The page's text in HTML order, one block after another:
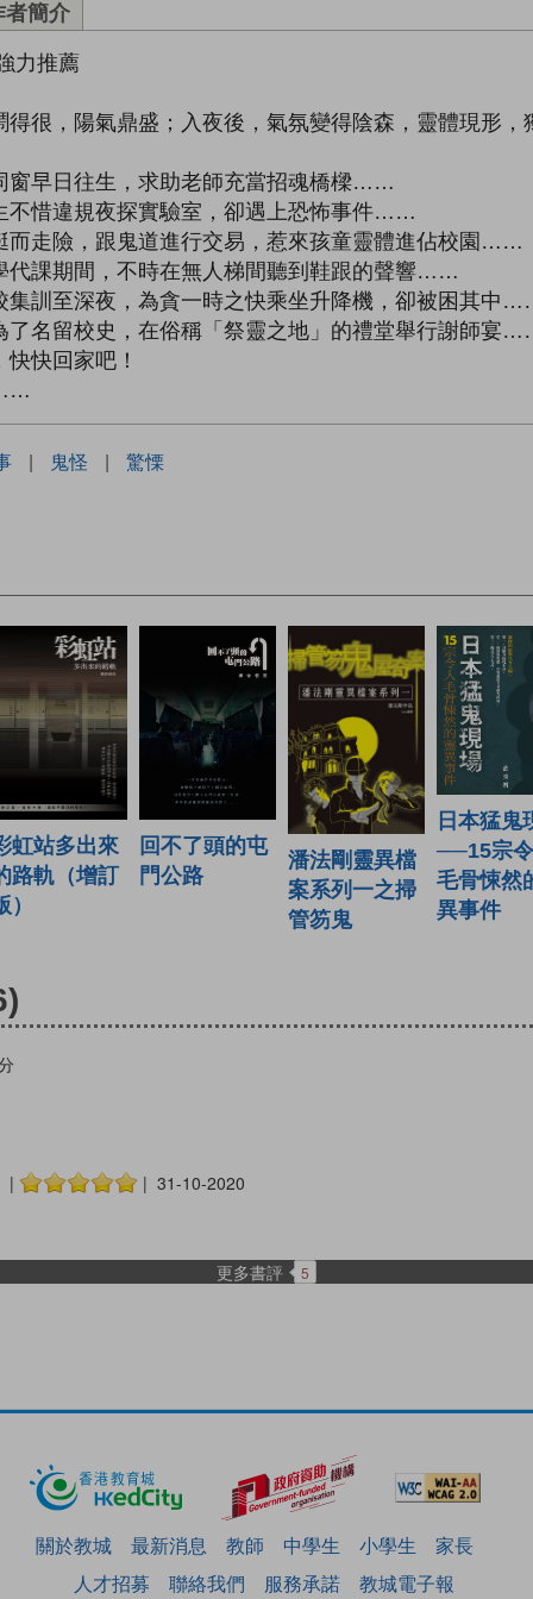
者簡介
力推薦
得很，陽氣鼎盛；入夜後，氣氛變得陰森，靈體現形，
窗早日往生，求助老師充當招魂橋樑……
不惜違規夜探實驗室，卻遇上恐怖事件……
而走險，跟鬼道進行交易，惹來孩童靈體進佔校園……
代課期間，不時在無人梯間聽到鞋跟的聲響……
集訓至深夜，為貪一時之快乘坐升降機，卻被困其中
了名留校史，在俗稱「祭靈之地」的禮堂舉行謝師宴
快回家吧！
| 鬼怪 | 驚慄
虹站多出來
路軌（增訂
）
回不了頭的屯
門公路
潘法剛靈異檔
案系列一之掃
管笏鬼
日本猛鬼
──15宗
毛骨悚然
異事件
| | 31-10-2020
更多書評 5
關於教城 最新消息 教師 中學生 小學生
家長
人才招募
聯絡我們 服務承諾 教城電子報